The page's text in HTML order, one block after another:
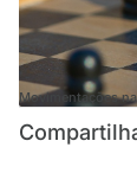
Movimentações